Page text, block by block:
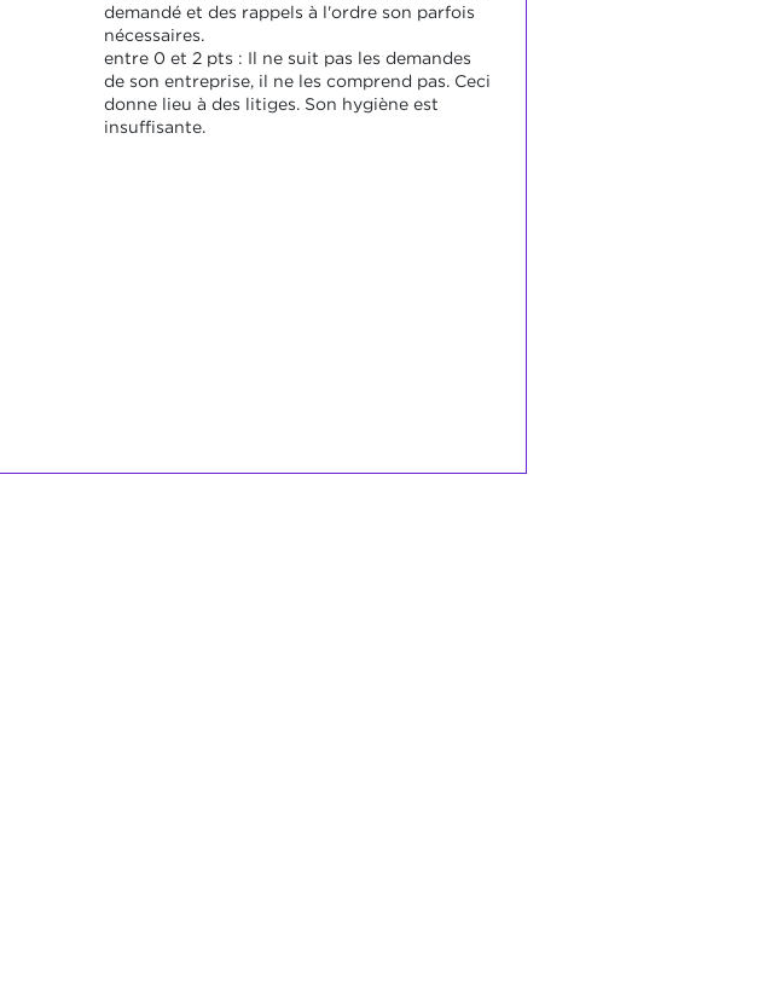
demandé et des rappels à l'ordre son parfois
nécessaires.
entre 0 et 2 pts : Il ne suit pas les demandes
de son entreprise, il ne les comprend pas. Ceci
donne lieu à des litiges. Son hygiène est
insuffisante.